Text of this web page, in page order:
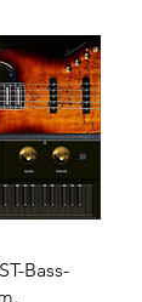
Bass-